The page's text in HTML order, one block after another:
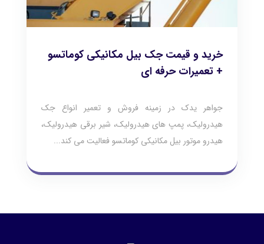
خرید و قیمت جک بیل مکانیکی کوماتسو
+ تعمیرات حرفه ای
جواهر یدک در زمینه فروش و تعمیر انواع جک
هیدرولیک، پمپ های هیدرولیک، شیر برقی هیدرولیک،
هیدرو موتور بیل مکانیکی کوماتسو فعالیت می کند...